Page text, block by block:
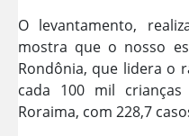
O levantamento,
mostra que o nosso
Rondônia, que lidera o
cada 100 mil
Roraima, com 228,7